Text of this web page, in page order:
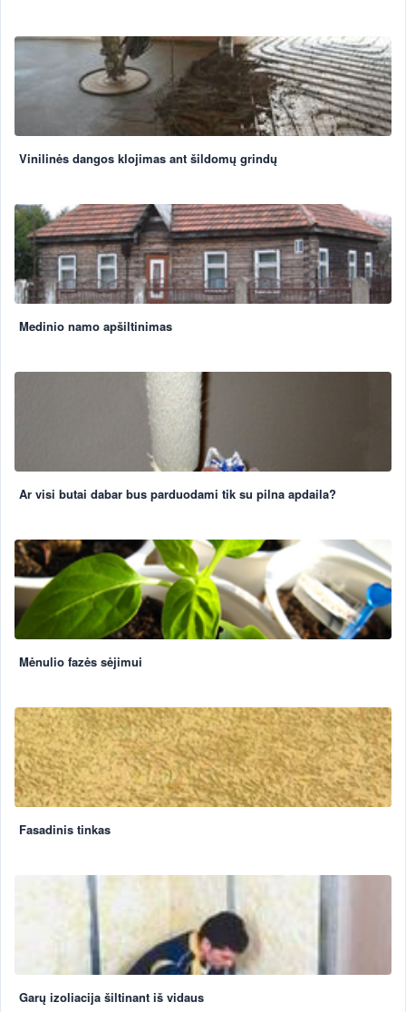
Vinilinės dangos klojimas ant šildomų grindų
Medinio namo apšiltinimas
Ar visi butai dabar bus parduodami tik su pilna apdaila?
Mėnulio fazės sėjimui
Fasadinis tinkas
Garų izoliacija šiltinant iš vidaus